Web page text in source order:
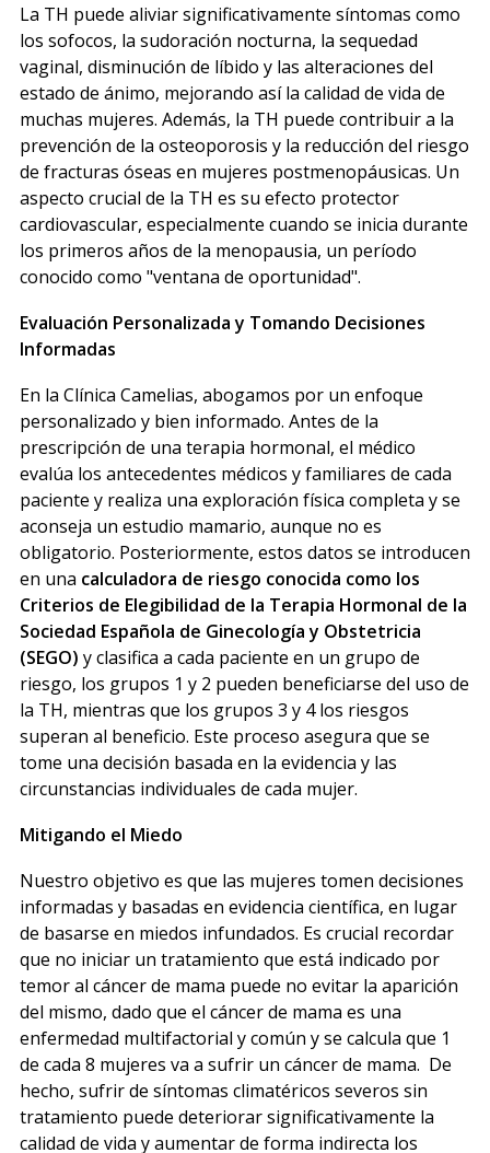
La TH puede aliviar significativamente síntomas como
los sofocos, la sudoración nocturna, la sequedad
vaginal, disminución de líbido y las alteraciones del
estado de ánimo, mejorando así la calidad de vida de
muchas mujeres. Además, la TH puede contribuir a la
prevención de la osteoporosis y la reducción del riesgo
de fracturas óseas en mujeres postmenopáusicas. Un
aspecto crucial de la TH es su efecto protector
cardiovascular, especialmente cuando se inicia durante
los primeros años de la menopausia, un período
conocido como "ventana de oportunidad".
Evaluación Personalizada y Tomando Decisiones
Informadas
En la Clínica Camelias, abogamos por un enfoque
personalizado y bien informado. Antes de la
prescripción de una terapia hormonal, el médico
evalúa los antecedentes médicos y familiares de cada
paciente y realiza una exploración física completa y se
aconseja un estudio mamario, aunque no es
obligatorio. Posteriormente, estos datos se introducen
en una calculadora de riesgo conocida como los
Criterios de Elegibilidad de la Terapia Hormonal de la
Sociedad Española de Ginecología y Obstetricia
(SEGO) y clasifica a cada paciente en un grupo de
riesgo, los grupos 1 y 2 pueden beneficiarse del uso de
la TH, mientras que los grupos 3 y 4 los riesgos
superan al beneficio. Este proceso asegura que se
tome una decisión basada en la evidencia y las
circunstancias individuales de cada mujer.
Mitigando el Miedo
Nuestro objetivo es que las mujeres tomen decisiones
informadas y basadas en evidencia científica, en lugar
de basarse en miedos infundados. Es crucial recordar
que no iniciar un tratamiento que está indicado por
temor al cáncer de mama puede no evitar la aparición
del mismo, dado que el cáncer de mama es una
enfermedad multifactorial y común y se calcula que 1
de cada 8 mujeres va a sufrir un cáncer de mama. De
hecho, sufrir de síntomas climatéricos severos sin
tratamiento puede deteriorar significativamente la
calidad de vida y aumentar de forma indirecta los